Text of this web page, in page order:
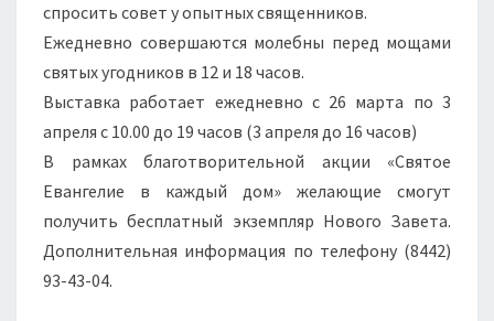
спросить совет у опытных священников.
Ежедневно совершаются молебны перед мощами
святых угодников в 12 и 18 часов.
Выставка работает ежедневно с 26 марта по 3
апреля с 10.00 до 19 часов (3 апреля до 16 часов)
В рамках благотворительной акции «Святое
Евангелие в каждый дом» желающие смогут
получить бесплатный экземпляр Нового Завета.
Дополнительная информация по телефону (8442)
93-43-04.